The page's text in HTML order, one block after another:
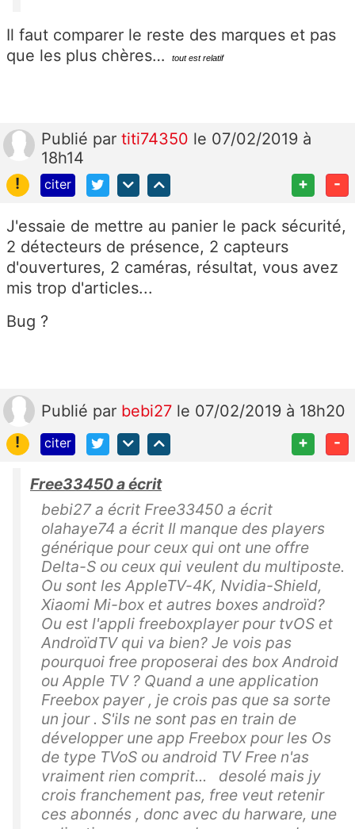
Il faut comparer le reste des marques et pas
que les plus chères…
tout est relatif
Publié par titi74350 le 07/02/2019 à
18h14
!
citer + -
J'essaie de mettre au panier le pack sécurité,
2 détecteurs de présence, 2 capteurs
d'ouvertures, 2 caméras, résultat, vous avez
mis trop d'articles...
Bug ?
Publié par bebi27 le 07/02/2019 à 18h20
!
citer + -
Free33450 a écrit
bebi27 a écrit Free33450 a écrit
olahaye74 a écrit Il manque des players
générique pour ceux qui ont une offre
Delta-S ou ceux qui veulent du multiposte.
Ou sont les AppleTV-4K, Nvidia-Shield,
Xiaomi Mi-box et autres boxes androïd?
Ou est l'appli freeboxplayer pour tvOS et
AndroïdTV qui va bien? Je vois pas
pourquoi free proposerai des box Android
ou Apple TV ? Quand a une application
Freebox payer , je crois pas que sa sorte
un jour . S'ils ne sont pas en train de
développer une app Freebox pour les Os
de type TVoS ou android TV Free n'as
vraiment rien comprit... desolé mais jy
crois franchement pas, free veut retenir
ces abonnés , donc avec du harware, une